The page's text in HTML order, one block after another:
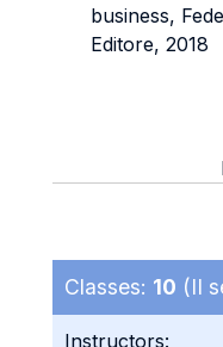
business,
Editore, 2018
Classes: 10 (II
Instructors: